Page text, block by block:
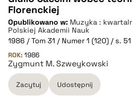
CZYSTY TEKST
pobierz cytat
BIBTEX
Florenckiej
Opublikowano w: Muzyka :
Polskiej Akademii Nauk
1986 / Tom 31 / Numer 1 (120) / s.
ROK: 1986
Zygmunt M. Szweykowski
Zacytuj Udostępnij